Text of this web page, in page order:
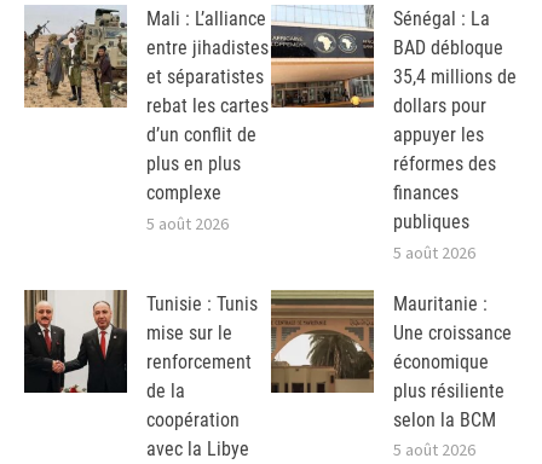
Mali : L’alliance
entre jihadistes
et séparatistes
rebat les cartes
d’un conflit de
plus en plus
complexe
5 août 2026
Sénégal : La
BAD débloque
35,4 millions de
dollars pour
appuyer les
réformes des
finances
publiques
5 août 2026
Tunisie : Tunis
mise sur le
renforcement
de la
coopération
avec la Libye
Mauritanie :
Une croissance
économique
plus résiliente
selon la BCM
5 août 2026